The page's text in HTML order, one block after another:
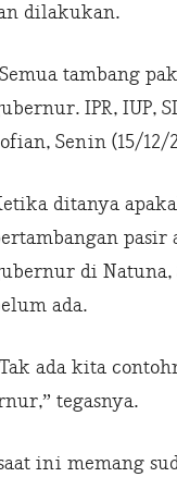
dilakukan.
tambang
IPR, IUP,
Senin (15/12/
ditanya
di Natuna,
ada.
ada kita
tegasnya.
ini memang